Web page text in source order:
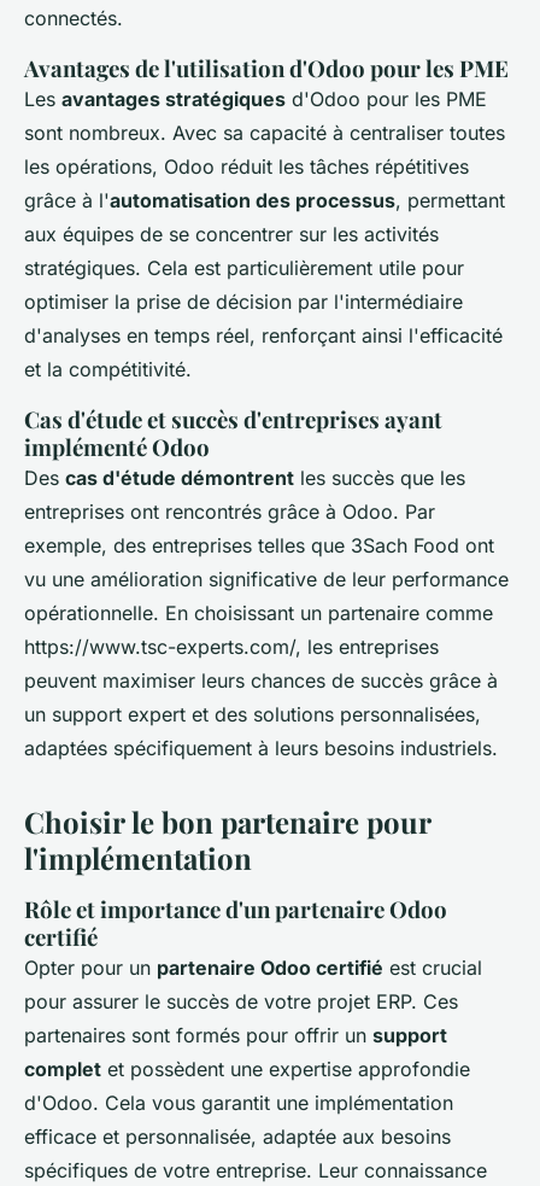
connectés.
Avantages de l'utilisation d'Odoo pour les PME
Les avantages stratégiques d'Odoo pour les PME
sont nombreux. Avec sa capacité à centraliser toutes
les opérations, Odoo réduit les tâches répétitives
grâce à l'automatisation des processus, permettant
aux équipes de se concentrer sur les activités
stratégiques. Cela est particulièrement utile pour
optimiser la prise de décision par l'intermédiaire
d'analyses en temps réel, renforçant ainsi l'efficacité
et la compétitivité.
Cas d'étude et succès d'entreprises ayant
implémenté Odoo
Des cas d'étude démontrent les succès que les
entreprises ont rencontrés grâce à Odoo. Par
exemple, des entreprises telles que 3Sach Food ont
vu une amélioration significative de leur performance
opérationnelle. En choisissant un partenaire comme
https://www.tsc-experts.com/, les entreprises
peuvent maximiser leurs chances de succès grâce à
un support expert et des solutions personnalisées,
adaptées spécifiquement à leurs besoins industriels.
Choisir le bon partenaire pour
l'implémentation
Rôle et importance d'un partenaire Odoo
certifié
Opter pour un partenaire Odoo certifié est crucial
pour assurer le succès de votre projet ERP. Ces
partenaires sont formés pour offrir un support
complet et possèdent une expertise approfondie
d'Odoo. Cela vous garantit une implémentation
efficace et personnalisée, adaptée aux besoins
spécifiques de votre entreprise. Leur connaissance